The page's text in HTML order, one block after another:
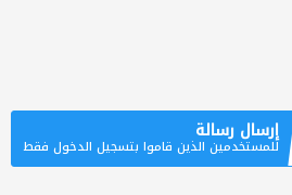
إرسال رسالة
للمستخدمين الذين قاموا بتسجيل الدخول فقط